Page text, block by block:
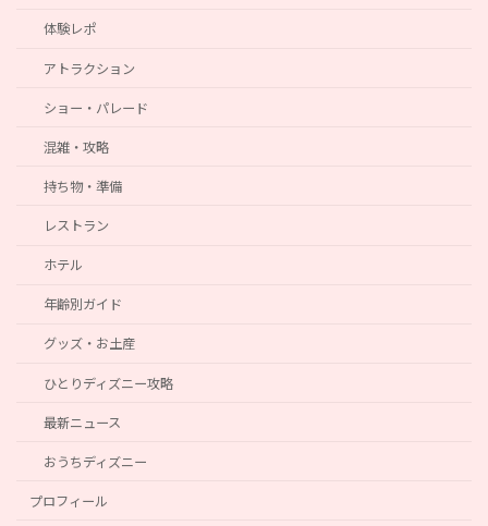
体験レポ
アトラクション
ショー・パレード
混雑・攻略
持ち物・準備
レストラン
ホテル
年齢別ガイド
グッズ・お土産
ひとりディズニー攻略
最新ニュース
おうちディズニー
プロフィール